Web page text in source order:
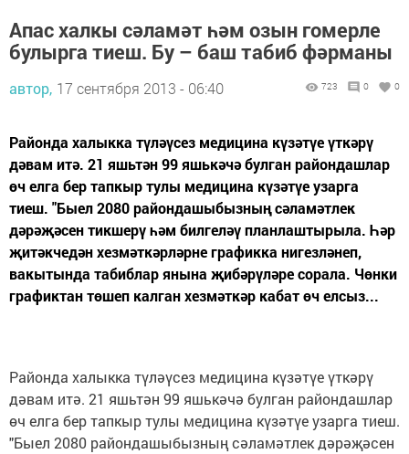
Апас халкы сәламәт һәм озын гомерле
булырга тиеш. Бу – баш табиб фәрманы
автор, 17 сентября 2013 - 06:40 723 0 0
Районда халыкка түләүсез медицина күзәтүе үткәрү
дәвам итә. 21 яшьтән 99 яшькәчә булган райондашлар
өч елга бер тапкыр тулы медицина күзәтүе узарга
тиеш. "Быел 2080 райондашыбызның сәламәтлек
дәрәҗәсен тикшерү һәм билгеләү планлаштырыла. Һәр
җитәкчедән хезмәткәрләрне графикка нигезләнеп,
вакытында табиблар янына җибәрүләре сорала. Чөнки
графиктан төшеп калган хезмәткәр кабат өч елсыз...
Районда халыкка түләүсез медицина күзәтүе үткәрү
дәвам итә. 21 яшьтән 99 яшькәчә булган райондашлар
өч елга бер тапкыр тулы медицина күзәтүе узарга тиеш.
"Быел 2080 райондашыбызның сәламәтлек дәрәҗәсен